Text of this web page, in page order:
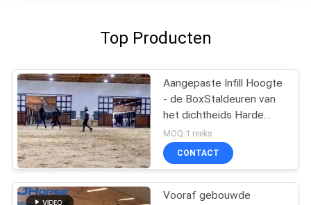
Top Producten
Aangepaste Infill Hoogte
- de BoxStaldeuren van
het dichtheids Harde
Bamboe
MOQ:1 reeks
CONTACT
Vooraf gebouwde